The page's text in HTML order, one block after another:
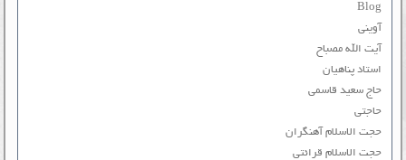
Blog
آوینی
آیت الله مصباح
استاد پناهیان
حاج سعید قاسمی
حاجتی
حجت الاسلام آهنگران
حجت الاسلام قرائتی